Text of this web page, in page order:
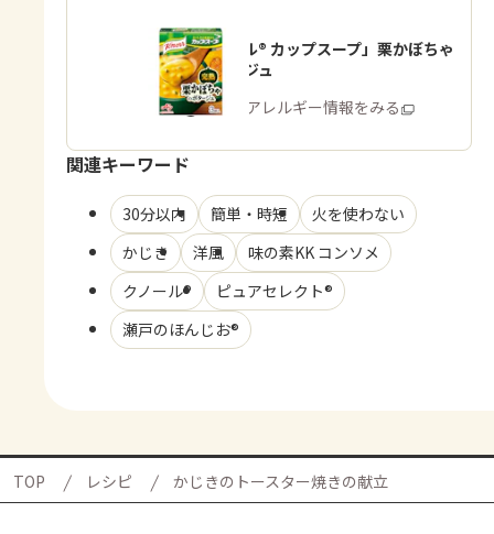
「クノール® カップスープ」栗かぼちゃ
のポタージュ
商品・アレルギー情報をみる
関連キーワード
30分以内 簡単・時短
火を使わない
かじき
洋風
味の素KK コンソメ
クノール®
ピュアセレクト®
瀬戸のほんじお®
TOP レシピ かじきのトースター焼きの献立